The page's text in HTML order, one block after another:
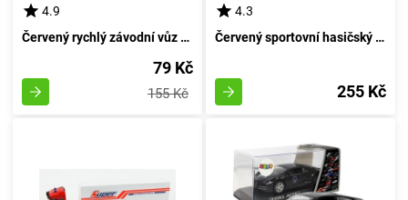
4.9
Červený rychlý závodní vůz 24 cm
79 Kč
155 Kč
4.3
Červený sportovní hasičský vůz s červeným sportovním automobilem
255 Kč